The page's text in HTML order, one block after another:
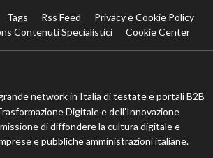
Tags Rss Feed
Privacy e Cookie Policy
Contenuti Specialistici
Cookie Center
network in Italia di testate e portali B2B
Digitale e dell’Innovazione
di diffondere la cultura digitale e
e pubbliche amministrazioni italiane.